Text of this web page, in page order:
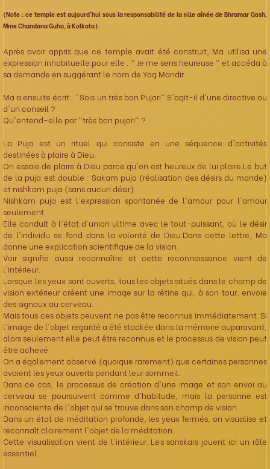
(Note : ce temple est aujourd'hui sous la responsabilité de la fille aînée de Bhramar Gosh,
Mme Chandana Guha, à Kolkata).
Après avoir appris que ce temple avait été construit, Ma utilisa une
expression inhabituelle pour elle : " Je me sens heureuse " et accéda à
sa demande en suggérant le nom de Yog Mandir.
Ma a ensuite écrit : "Sois un très bon Pujari".S'agit-il d'une directive ou
d'un conseil ?
Qu'entend-elle par "très bon pujari" ?
La Puja est un rituel qui consiste en une séquence d'activités
destinées à plaire à Dieu.
On essaie de plaire à Dieu parce qu'on est heureux de lui plaire.Le but
de la puja est double : Sakam puja (réalisation des désirs du monde)
et nishkam puja (sans aucun désir).
Nishkam puja est l'expression spontanée de l'amour pour l'amour
seulement.
Elle conduit à l'état d'union ultime avec le tout-puissant, où le désir
de l'individu se fond dans la volonté de Dieu.Dans cette lettre, Ma
donne une explication scientifique de la vision.
Voir signifie aussi reconnaître et cette reconnaissance vient de
l'intérieur.
Lorsque les yeux sont ouverts, tous les objets situés dans le champ de
vision extérieur créent une image sur la rétine qui, à son tour, envoie
des signaux au cerveau.
Mais tous ces objets peuvent ne pas être reconnus immédiatement. Si
l'image de l'objet regardé a été stockée dans la mémoire auparavant,
alors seulement elle peut être reconnue et le processus de vision peut
être achevé.
On a également observé (quoique rarement) que certaines personnes
avaient les yeux ouverts pendant leur sommeil.
Dans ce cas, le processus de création d'une image et son envoi au
cerveau se poursuivent comme d'habitude, mais la personne est
inconsciente de l'objet qui se trouve dans son champ de vision.
Dans un état de méditation profonde, les yeux fermés, on visualise et
reconnaît clairement l'objet de la méditation.
Cette visualisation vient de l'intérieur. Les sanskars jouent ici un rôle
essentiel.